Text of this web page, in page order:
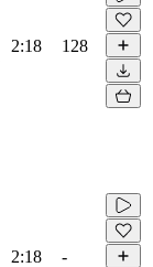
2:18 128
2:18 -